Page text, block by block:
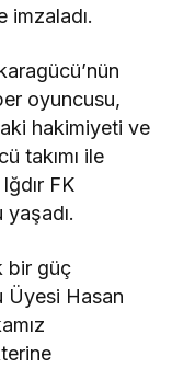
imzaladı.
oyuncusu,
hakimiyeti ve
takımı ile
FK
bir güç
Üyesi Hasan